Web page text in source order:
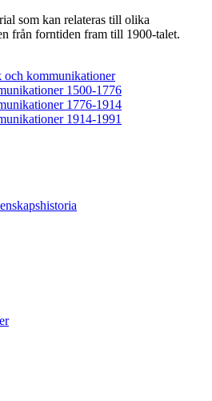
som kan relateras till olika
från forntiden fram till 1900-talet.
och kommunikationer
1500-1776
1776-1914
1914-1991